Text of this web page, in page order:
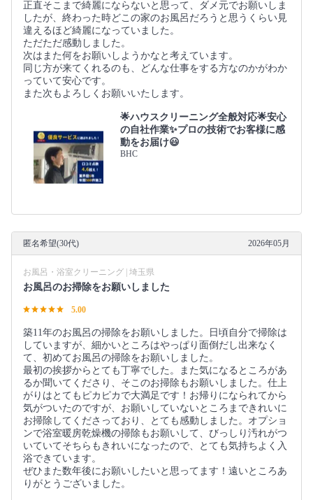
正直そこまで綺麗にならないと思って、ダメ元でお願いしま
したが、終わった時どこの家のお風呂だろうと思うくらい見
違えるほど綺麗になっていました。
ただただ感動しました。
次はまた何をお願いしようかなと考えています。
同じ方が来てくれるのも、どんな仕事をする方なのかがわか
っていて安心です。
また次もよろしくお願いいたします。
🌟ハウスクリーニング全般対応🌟安心
の自社作業✨プロの技術でお客様に感
動をお届け😃
BHC
匿名希望(30代) 2026年05月
お風呂・浴室クリーニング | 埼玉県
お風呂のお掃除をお願いしました
5.00
築11年のお風呂の掃除をお願いしました。日頃自分で掃除は
していますが、細かいところはやっぱり面倒だし出来なく
て、初めてお風呂の掃除をお願いしました。
最初の挨拶からとても丁寧でした。また気になるところがあ
るか聞いてくださり、そこのお掃除もお願いしました。仕上
がりはとてもピカピカで大満足です！お帰りになられてから
気がついたのですが、お願いしていないところまできれいに
お掃除してくださっており、とても感動しました。オプショ
ンで浴室暖房乾燥機の掃除もお願いして、びっしり汚れがつ
いていてそちらもきれいになったので、とても気持ちよく入
浴できています。
ぜひまた数年後にお願いしたいと思ってます！遠いところあ
りがとうございました。